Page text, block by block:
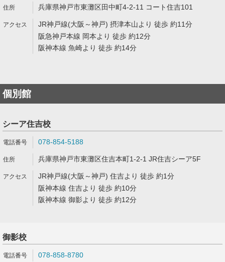
兵庫県神戸市東灘区田中町4-2-11 コート住吉101
JR神戸線(大阪～神戸) 摂津本山より 徒歩 約11分
阪急神戸本線 岡本より 徒歩 約12分
阪神本線 魚崎より 徒歩 約14分
個別館
シーア住吉校
078-854-5188
兵庫県神戸市東灘区住吉本町1-2-1 JR住吉シーア5F
JR神戸線(大阪～神戸) 住吉より 徒歩 約1分
阪神本線 住吉より 徒歩 約10分
阪神本線 御影より 徒歩 約12分
御影校
078-858-8780